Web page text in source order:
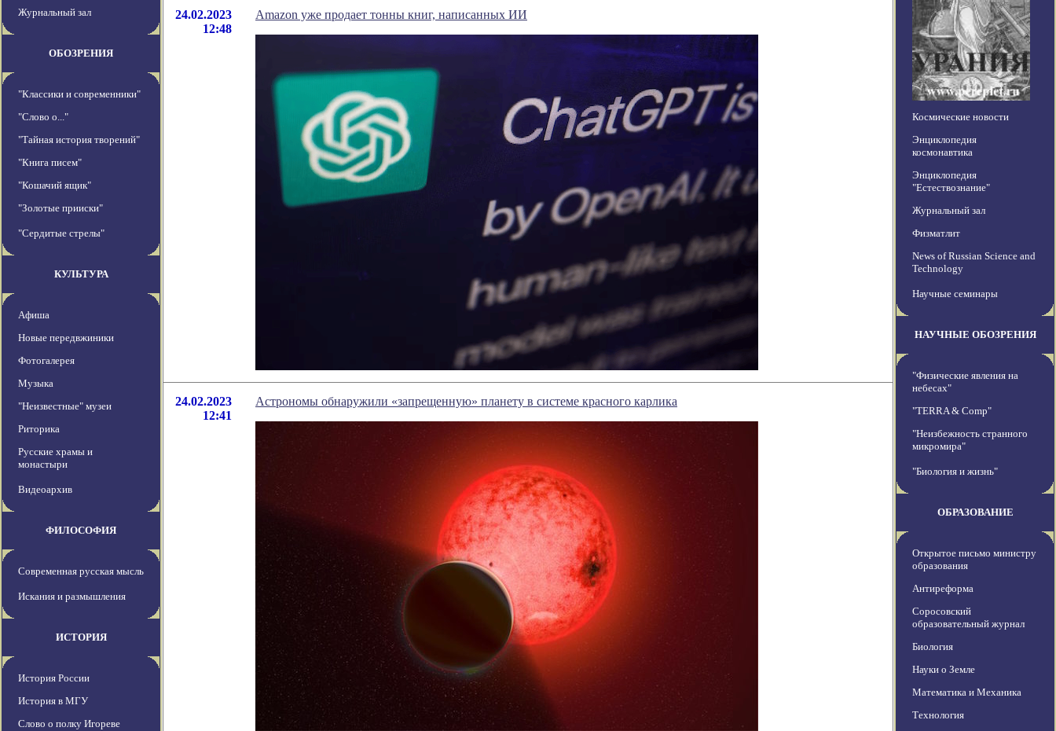
Журнальный зал
ОБОЗРЕНИЯ
"Классики и современники"
"Слово о..."
"Тайная история творений"
"Книга писем"
"Кошачий ящик"
"Золотые прииски"
"Сердитые стрелы"
КУЛЬТУРА
Афиша
Новые передвжиники
Фотогалерея
Музыка
"Неизвестные" музеи
Риторика
Русские храмы и
монастыри
Видеоархив
ФИЛОСОФИЯ
Современная русская мысль
Искания и размышления
ИСТОРИЯ
История России
История в МГУ
Слово о полку Игореве
24.02.2023
12:48
Amazon уже продает тонны книг, написанных ИИ
24.02.2023
12:41
Астрономы обнаружили «запрещенную» планету в системе красного карлика
Космические новости
Энциклопедия
космонавтика
Энциклопедия
"Естествознание"
Журнальный зал
Физматлит
News of Russian Science and
Technology
Научные семинары
НАУЧНЫЕ ОБОЗРЕНИЯ
"Физические явления на
небесах"
"TERRA & Comp"
"Неизбежность странного
микромира"
"Биология и жизнь"
ОБРАЗОВАНИЕ
Открытое письмо министру
образования
Антиреформа
Соросовский
образовательный журнал
Биология
Науки о Земле
Математика и Механика
Технология